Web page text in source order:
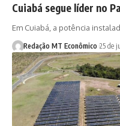
Cuiabá segue líder no
Em Cuiabá, a potência
Redação MT Econômico 25 de